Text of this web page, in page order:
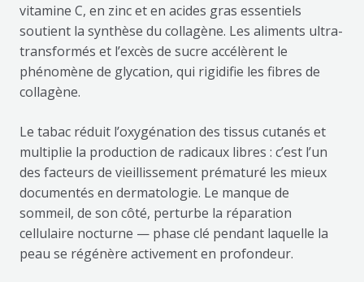
vitamine C, en zinc et en acides gras essentiels
soutient la synthèse du collagène. Les aliments ultra-
transformés et l’excès de sucre accélèrent le
phénomène de glycation, qui rigidifie les fibres de
collagène.
Le tabac réduit l’oxygénation des tissus cutanés et
multiplie la production de radicaux libres : c’est l’un
des facteurs de vieillissement prématuré les mieux
documentés en dermatologie. Le manque de
sommeil, de son côté, perturbe la réparation
cellulaire nocturne — phase clé pendant laquelle la
peau se régénère activement en profondeur.